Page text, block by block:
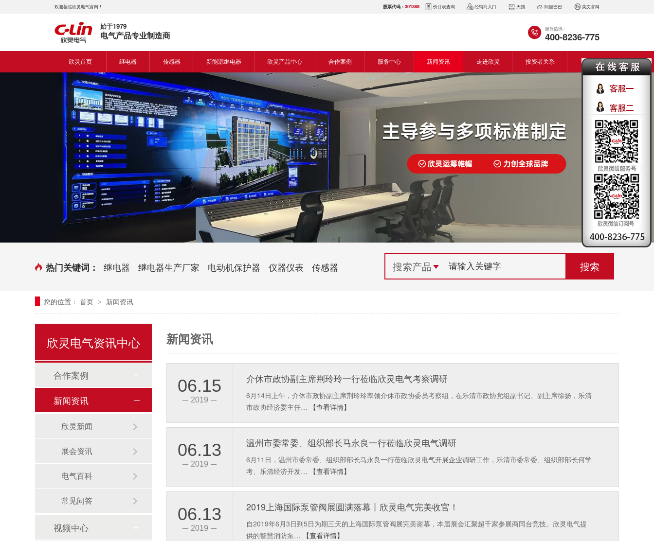
价目表查询 经销商入口 天猫 阿里巴巴 英文官网
欢迎莅临欣灵电气官网！ 股票代码：301388
始于1979
电气产品专业制造商
服务热线：
400-8236-775
欣灵首页 继电器
时间继电器
固体继电器
计数继电器
液位继电器
电磁继电器及插座
时控开关
新能源继电器
传感器
接近开关
光电开关
编码器
热电偶
热电阻
新能源继电器
新能源交流继电器
新能源直流继电器
欣灵产品中心
继电器
传感器
电气传动与控制
仪器仪表
开关
配电控制
合作案例
食品机械行业
机床行业
塑料机械行业
建筑机械行业
包装机械行业
纺织机械行业
服务中心
营销网络
服务热线
电商平台
视频中心
电气百科
常见问题
技术支持
新闻资讯
新闻动态
电气百科
常见问答
走进欣灵
企业风采
专利证书
荣誉资质
组织机构
联系欣灵
投资者关系
热门关键词： 继电器 继电器生产厂家 电动机保护器 仪器仪表 传感器
您的位置： 首页 > 新闻资讯
新闻资讯
06.15
2019
介休市政协副主席荆玲玲一行莅临欣灵电气考察调研
6月14日上午，介休市政协副主席荆玲玲率领介休市政协委员考察组，在乐清市政协党组副书记、副主席徐扬，乐清
市政协经济委主任…
【查看详情】
06.13
2019
温州市委常委、组织部长马永良一行莅临欣灵电气调研
6月11日，温州市委常委、组织部部长马永良一行莅临欣灵电气开展企业调研工作，乐清市委常委、组织部部长何学
考、乐清经济开发…
【查看详情】
06.13
2019
2019上海国际泵管阀展圆满落幕丨欣灵电气完美收官！
自2019年6月3日到5日为期三天的上海国际泵管阀展完美谢幕，本届展会汇聚超千家参展商同台竞技。欣灵电气提
供的智慧消防泵…
【查看详情】
欣灵电气资讯中心
合作案例
新闻资讯
欣灵新闻
展会资讯
电气百科
常见问答
视频中心